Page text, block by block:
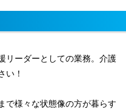
リーダーとしての業務。介護
い！
で様々な状態像の方が暮らす